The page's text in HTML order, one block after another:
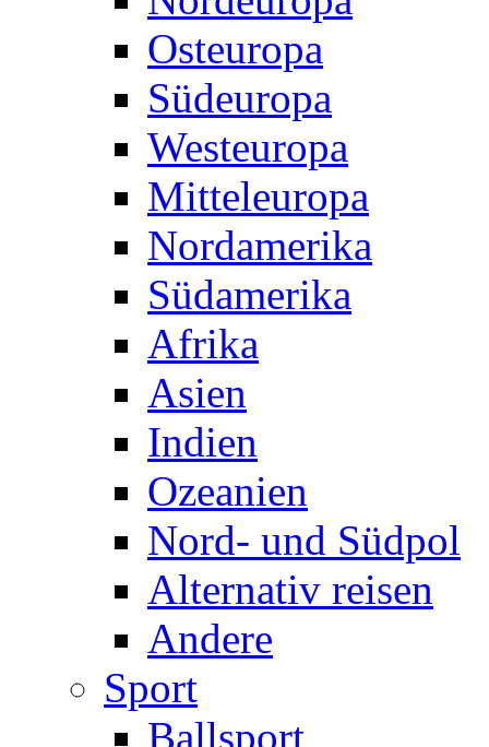
Osteuropa
Südeuropa
Westeuropa
Mitteleuropa
Nordamerika
Südamerika
Afrika
Asien
Indien
Ozeanien
Nord- und Südpol
Alternativ reisen
Andere
Sport
Ballsport